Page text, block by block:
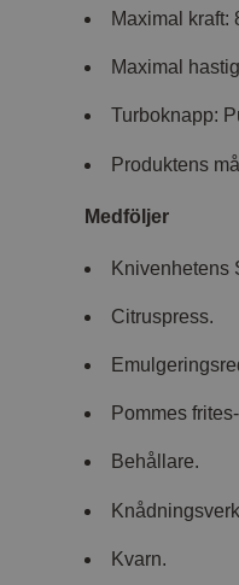
Maximal kraft:
Maximal
Turboknapp:
Produktens
Medföljer
Knivenhetens
Citruspress.
Pommes
Behållare.
Kvarn.